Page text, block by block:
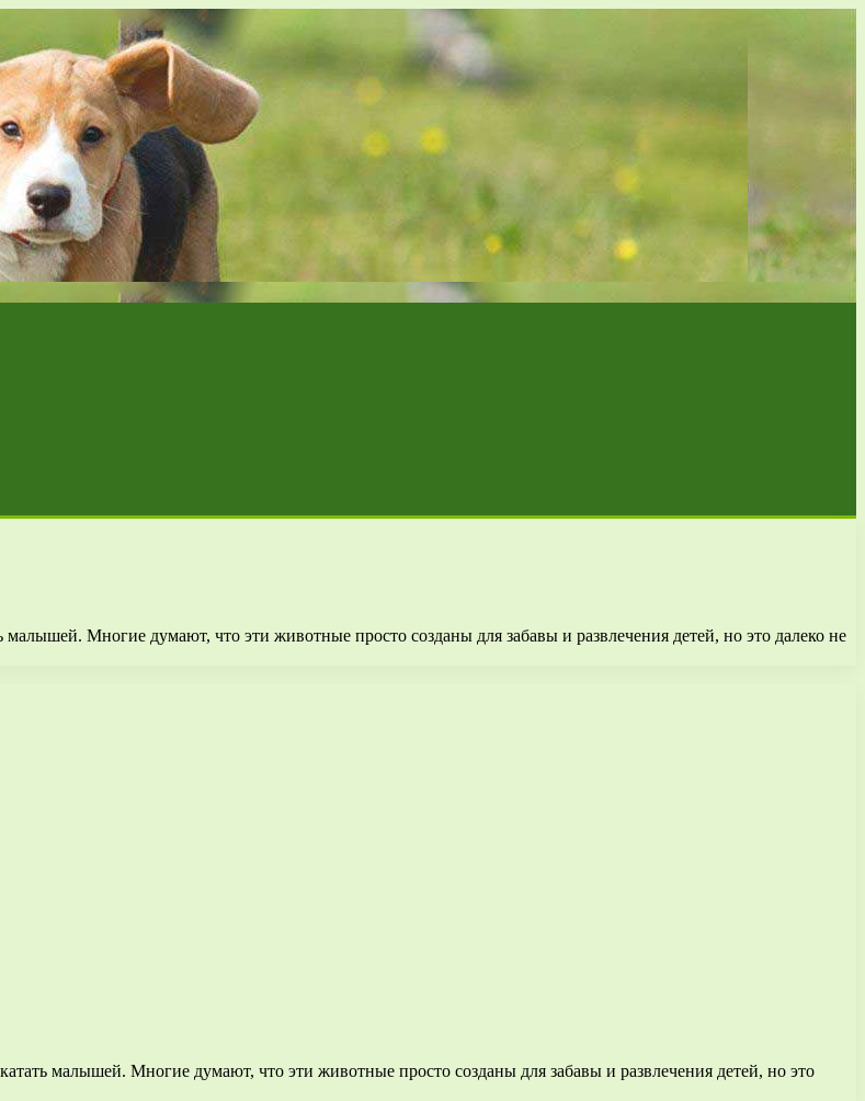
Многие думают, что эти животные просто созданы для забавы и развлечения детей, но это далеко не
малышей. Многие думают, что эти животные просто созданы для забавы и развлечения детей, но это